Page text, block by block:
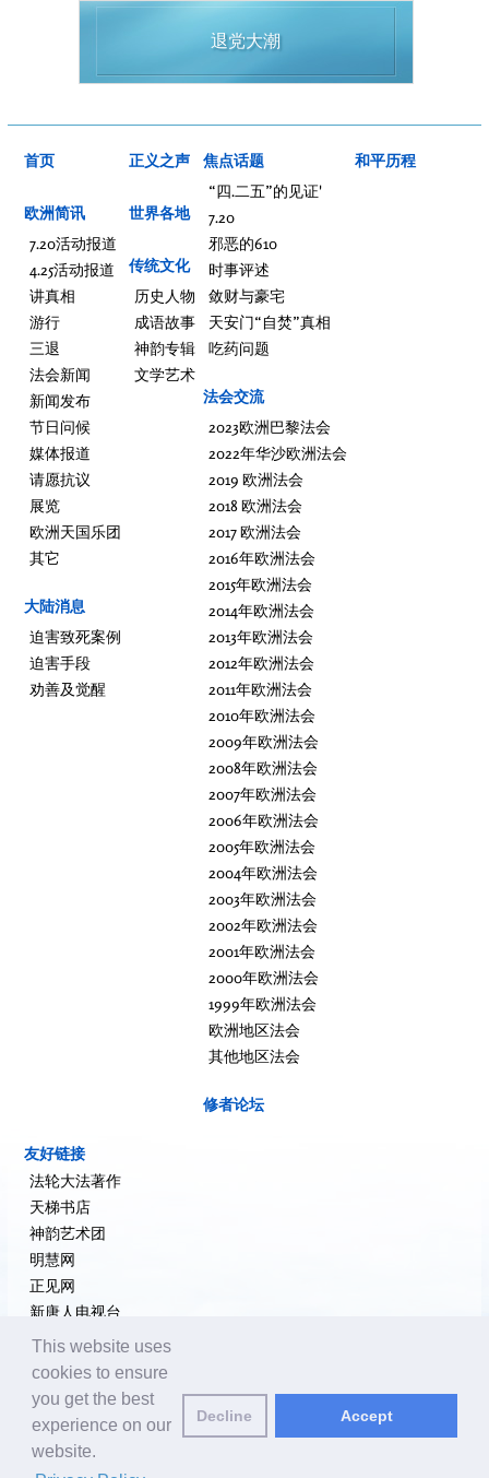
退党大潮
首页
欧洲简讯
7.20活动报道
4.25活动报道
讲真相
游行
三退
法会新闻
新闻发布
节日问候
媒体报道
请愿抗议
展览
欧洲天国乐团
其它
大陆消息
迫害致死案例
迫害手段
劝善及觉醒
正义之声
世界各地
传统文化
历史人物
成语故事
神韵专辑
文学艺术
焦点话题
“四.二五”的见证'
7.20
邪恶的610
时事评述
敛财与豪宅
天安门“自焚”真相
吃药问题
法会交流
2023欧洲巴黎法会
2022年华沙欧洲法会
2019 欧洲法会
2018 欧洲法会
2017 欧洲法会
2016年欧洲法会
2015年欧洲法会
2014年欧洲法会
2013年欧洲法会
2012年欧洲法会
2011年欧洲法会
2010年欧洲法会
2009年欧洲法会
2008年欧洲法会
2007年欧洲法会
2006年欧洲法会
2005年欧洲法会
2004年欧洲法会
2003年欧洲法会
2002年欧洲法会
2001年欧洲法会
2000年欧洲法会
1999年欧洲法会
欧洲地区法会
其他地区法会
修者论坛
和平历程
友好链接
法轮大法著作
天梯书店
神韵艺术团
明慧网
正见网
新唐人电视台
大纪元新闻网
希望之声
追查国际
This website uses
cookies to ensure
you get the best
experience on our
website.
Decline Accept